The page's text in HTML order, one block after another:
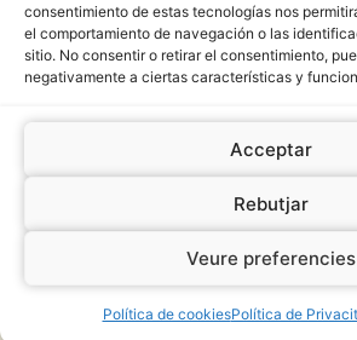
consentimiento de estas tecnologías nos
el comportamiento de navegación o las
sitio. No consentir o retirar el consentimiento,
negativamente a ciertas características y
Acceptar
Rebutjar
Veure preferencies
Política de cookiesPolítica de
MÉS
Avís Legal
Accessibilitat
DESPATX MILÀ © 2026 / Disseny i